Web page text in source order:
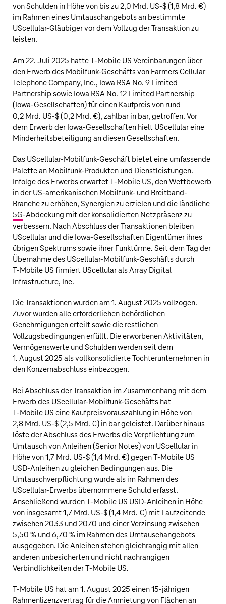
von Schulden in Höhe von bis zu2,0 Mrd. US‑$(1,8 Mrd. €)
im Rahmen eines Umtauschangebots an bestimmte
UScellular-Gläubiger vor dem Vollzug der Transaktion zu
leisten.
Am 22. Juli 2025 hatteT‑Mobile US Vereinbarungen über
den Erwerb des Mobilfunk-Geschäfts von Farmers Cellular
Telephone Company, Inc., Iowa RSA No. 9 Limited
Partnership sowie Iowa RSA No. 12 Limited Partnership
(Iowa-Gesellschaften) für einen Kaufpreis von rund
0,2 Mrd. US‑$(0,2 Mrd. €), zahlbar in bar, getroffen. Vor
dem Erwerb der Iowa-Gesellschaften hielt UScellular eine
Minderheitsbeteiligung an diesen Gesellschaften.
Das UScellular-Mobilfunk-Geschäft bietet eine umfassende
Palette an Mobilfunk-Produkten und Dienstleistungen.
Infolge des Erwerbs erwartetT‑Mobile US, den Wettbewerb
in der US‑amerikanischen Mobilfunk- und Breitband-
Branche zu erhöhen, Synergien zu erzielen und die ländliche
5G-Abdeckung mit der konsolidierten Netzpräsenz zu
verbessern. Nach Abschluss der Transaktionen bleiben
UScellular und die Iowa-Gesellschaften Eigentümer ihres
übrigen Spektrums sowie ihrer Funktürme. Seit dem Tag der
Übernahme des UScellular-Mobilfunk-Geschäfts durch
T‑Mobile US firmiert UScellular als Array Digital
Infrastructure, Inc.
Die Transaktionen wurden am 1. August 2025 vollzogen.
Zuvor wurden alle erforderlichen behördlichen
Genehmigungen erteilt sowie die restlichen
Vollzugsbedingungen erfüllt. Die erworbenen Aktivitäten,
Vermögenswerte und Schulden werden seit dem
1. August 2025 als vollkonsolidierte Tochterunternehmen in
den Konzernabschluss einbezogen.
Bei Abschluss der Transaktion im Zusammenhang mit dem
Erwerb des UScellular-Mobilfunk-Geschäfts hat
T‑Mobile US eine Kaufpreisvorauszahlung in Höhe von
2,8 Mrd. US‑$(2,5 Mrd. €) in bar geleistet. Darüber hinaus
löste der Abschluss des Erwerbs die Verpflichtung zum
Umtausch von Anleihen (Senior Notes) von UScellular in
Höhe von1,7 Mrd. US‑$(1,4 Mrd. €) gegenT‑Mobile US
USD-Anleihen zu gleichen Bedingungen aus. Die
Umtauschverpflichtung wurde als im Rahmen des
UScellular-Erwerbs übernommene Schuld erfasst.
Anschließend wurdenT‑Mobile US USD-Anleihen in Höhe
von insgesamt1,7 Mrd. US‑$(1,4 Mrd. €) mit Laufzeitende
zwischen 2033 und 2070 und einer Verzinsung zwischen
5,50 % und 6,70 % im Rahmen des Umtauschangebots
ausgegeben. Die Anleihen stehen gleichrangig mit allen
anderen unbesicherten und nicht nachrangigen
Verbindlichkeiten derT‑Mobile US.
T‑Mobile US hat am 1. August 2025 einen 15-jährigen
Rahmenlizenzvertrag für die Anmietung von Flächen an